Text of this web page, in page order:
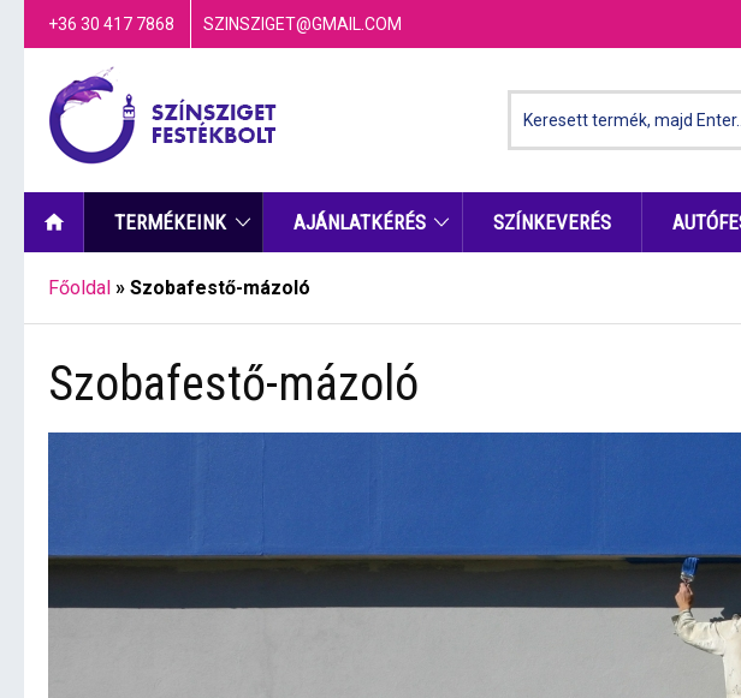
+36 30 417 7868 SZINSZIGET@GMAIL.COM
TERMÉKEINK AJÁNLATKÉRÉS SZÍNKEVERÉS
Főoldal » Szobafestő-mázoló
Szobafestő-mázoló